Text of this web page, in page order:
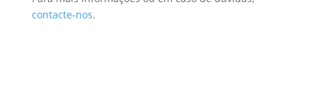
contacte-nos.